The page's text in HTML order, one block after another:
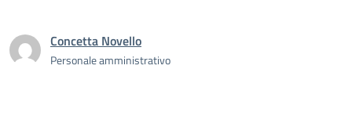
Concetta Novello
Personale amministrativo